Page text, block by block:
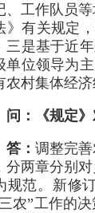
、工作队员
》有关规定
三是基于近
单位领导为
农村集体经
问：《规定
答：调整完
分两章分别
规范。新修
农”工作的